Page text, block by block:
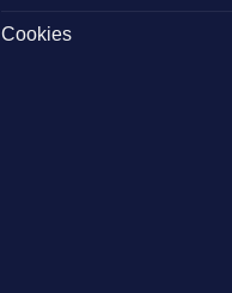
Cookies